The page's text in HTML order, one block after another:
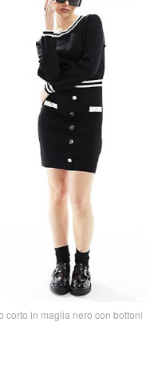
corto in maglia nero con bottoni